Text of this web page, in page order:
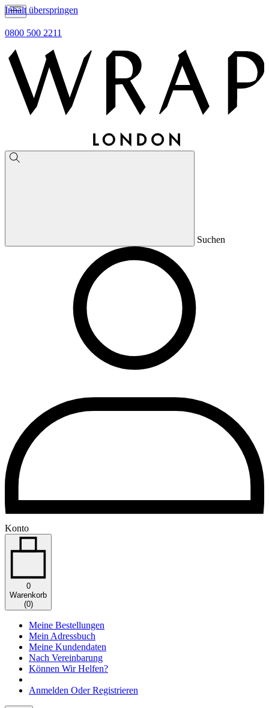
Inhalt überspringen
0800 500 2211
Suchen
Konto
0
Warenkorb
(0)
Meine Bestellungen
Mein Adressbuch
Meine Kundendaten
Nach Vereinbarung
Können Wir Helfen?
Anmelden Oder Registrieren